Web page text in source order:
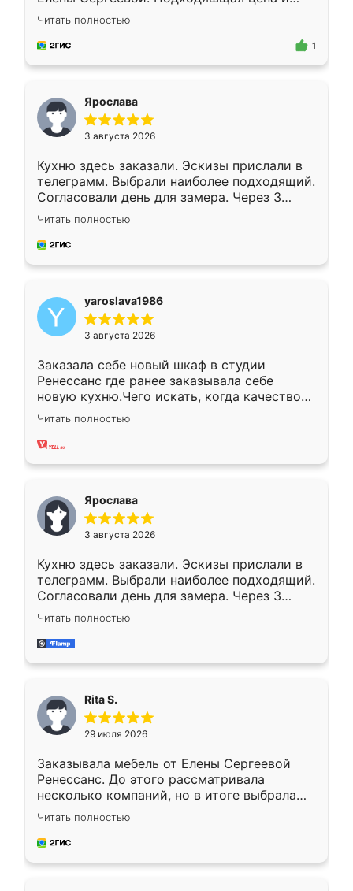
короткие сроки изготовления. Приехавший
для замера сотрудник Владислав
предложил по моему эскизу самый
Читать полностью
1
Ярослава
3 августа 2026
Кухню здесь заказали. Эскизы прислали в
телеграмм. Выбрали наиболее подходящий.
Согласовали день для замера. Через 3
недели кухня была уже готова. Остались
довольны работой. Спасибо Ренессанс
мебель за качественную работу!
Читать полностью
yaroslava1986
3 августа 2026
Заказала себе новый шкаф в студии
Ренессанс где ранее заказывала себе
новую кухню.Чего искать, когда качеством
вполне довольна. Служит кухня уже почти
два года, нареканий нет.
Читать полностью
Ярослава
3 августа 2026
Кухню здесь заказали. Эскизы прислали в
телеграмм. Выбрали наиболее подходящий.
Согласовали день для замера. Через 3
недели кухня была уже готова. Остались
довольны работой. Спасибо Ренессанс
мебель за качественную работу!
Читать полностью
Rita S.
29 июля 2026
Заказывала мебель от Елены Сергеевой
Ренессанс. До этого рассматривала
несколько компаний, но в итоге выбрала
эту. Сначала обговорили условия, потом
приехал замерщик, всё спокойно объяснил
и снял размеры. Изготовили в срок, с
Читать полностью